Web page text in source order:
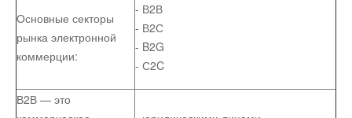
Основные секторы
рынка электронной
коммерции:
- В2В
- В2С
- B2G
- С2C
В2В — это